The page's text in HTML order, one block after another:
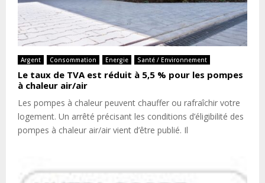
Argent Consommation Energie Santé / Environnement
Le taux de TVA est réduit à 5,5 % pour les pompes
à chaleur air/air
Les pompes à chaleur peuvent chauffer ou rafraîchir votre
logement. Un arrêté précisant les conditions d’éligibilité des
pompes à chaleur air/air vient d’être publié. Il